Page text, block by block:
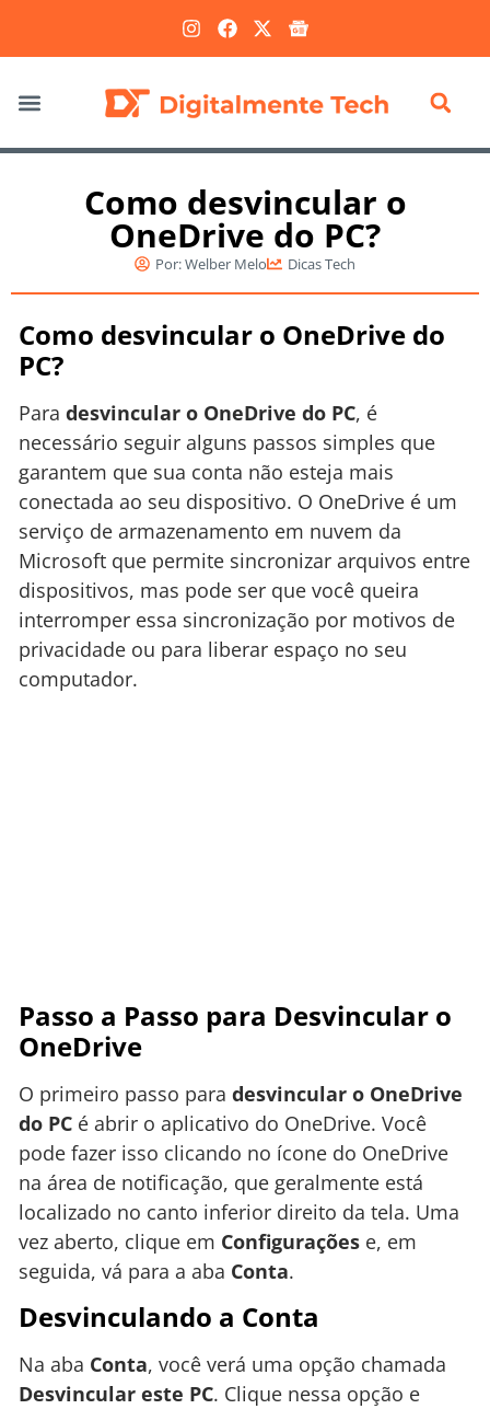
Como desvincular o
OneDrive do PC?
Por:Welber Melo Dicas Tech
Como desvincular o OneDrive do
PC?
Para desvincular o OneDrive do PC, é
necessário seguir alguns passos simples que
garantem que sua conta não esteja mais
conectada ao seu dispositivo. O OneDrive é um
serviço de armazenamento em nuvem da
Microsoft que permite sincronizar arquivos entre
dispositivos, mas pode ser que você queira
interromper essa sincronização por motivos de
privacidade ou para liberar espaço no seu
computador.
Passo a Passo para Desvincular o
OneDrive
O primeiro passo para desvincular o OneDrive
do PC é abrir o aplicativo do OneDrive. Você
pode fazer isso clicando no ícone do OneDrive
na área de notificação, que geralmente está
localizado no canto inferior direito da tela. Uma
vez aberto, clique em Configurações e, em
seguida, vá para a aba Conta.
Desvinculando a Conta
Na aba Conta, você verá uma opção chamada
Desvincular este PC. Clique nessa opção e